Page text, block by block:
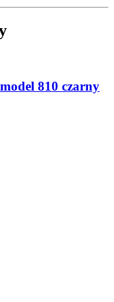
810 czarny